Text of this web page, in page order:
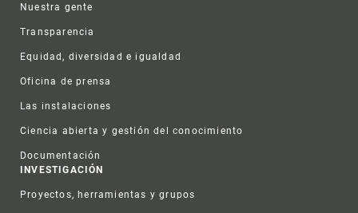
Nuestra gente
Transparencia
Equidad, diversidad e igualdad
Oficina de prensa
Las instalaciones
Ciencia abierta y gestión del conocimiento
Documentación
INVESTIGACIÓN
Proyectos, herramientas y grupos